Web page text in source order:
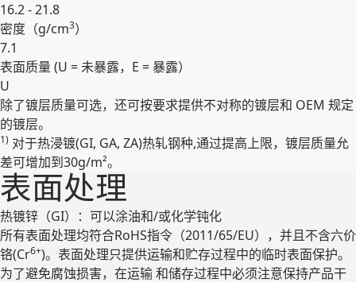
16.2 - 21.8
密度（g/cm3）
7.1
表面质量 (U = 未暴露，E = 暴露）
U
展开
除了镀层质量可选，还可按要求提供不对称的镀层和 OEM 规定
的镀层。
1) 对于热浸镀(GI, GA, ZA)热轧钢种,通过提⾼上限，镀层质量允
差可增加到30g/m²。
表⾯处理
热镀锌（GI）：可以涂油和/或化学钝化
所有表⾯处理均符合RoHS指令（2011/65/EU），并且不含六价
铬(Cr6+)。表⾯处理只提供运输和贮存过程中的临时表⾯保护。
为了避免腐蚀损害，在运输 和储存过程中必须注意保持产品⼲